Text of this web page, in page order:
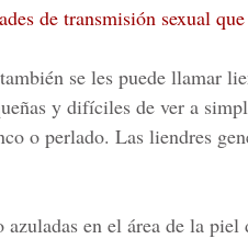
de transmisión sexual
se les puede llamar
y difíciles de ver a
o perlado. Las liendres
azuladas en el área de la